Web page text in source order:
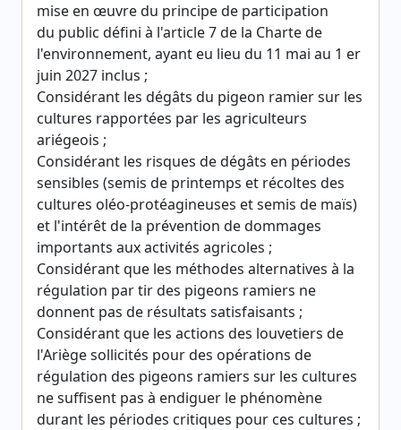
mise en œuvre du principe de participation
du public défini à l'article 7 de la Charte de
l'environnement, ayant eu lieu du 11 mai au 1 er
juin 2027 inclus ;
Considérant les dégâts du pigeon ramier sur les
cultures rapportées par les agriculteurs
ariégeois ;
Considérant les risques de dégâts en périodes
sensibles (semis de printemps et récoltes des
cultures oléo-protéagineuses et semis de maïs)
et l'intérêt de la prévention de dommages
importants aux activités agricoles ;
Considérant que les méthodes alternatives à la
régulation par tir des pigeons ramiers ne
donnent pas de résultats satisfaisants ;
Considérant que les actions des louvetiers de
l'Ariège sollicités pour des opérations de
régulation des pigeons ramiers sur les cultures
ne suffisent pas à endiguer le phénomène
durant les périodes critiques pour ces cultures ;